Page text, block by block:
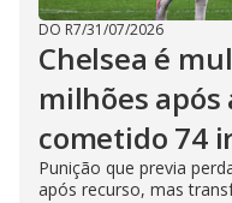
DO R7/31/07/2026
Chelsea é
milhões
cometido 74
Punição que previa
após recurso, mas